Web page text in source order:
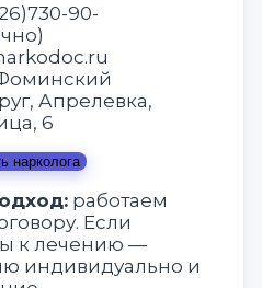
90-
Апрелевка,
6
нарколога
работаем
Если
к лечению —
индивидуально и